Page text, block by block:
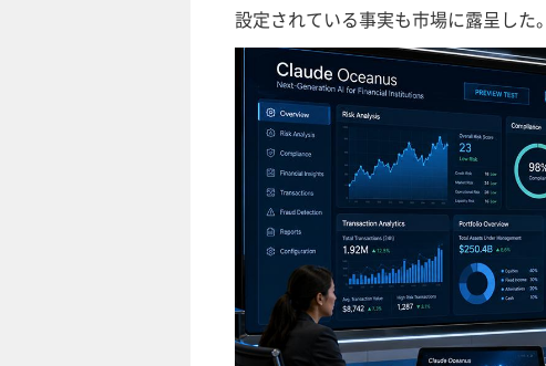
設定されている事実も市場に露呈した。